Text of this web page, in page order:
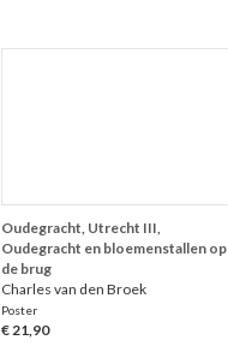
Oudegracht, Utrecht III,
Oudegracht en bloemenstallen op
de brug
Charles van den Broek
Poster
€ 21,90